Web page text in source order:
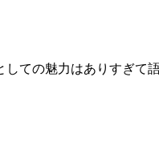
しての魅力はありすぎて